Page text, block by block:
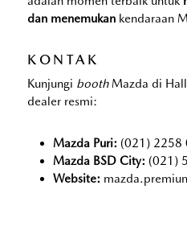
dan menemukan kendaraan
KONTAK
Kunjungi boothMazda di Hall
dealer resmi:
Mazda Puri: (021) 2258
Mazda BSD City: (021)
Website: